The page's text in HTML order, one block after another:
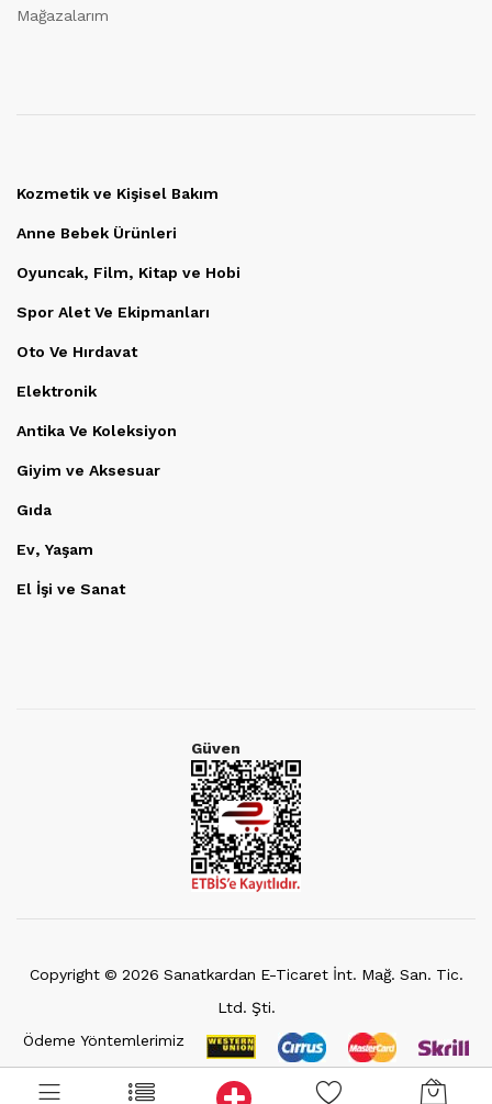
Mağazalarım
Kozmetik ve Kişisel Bakım
Anne Bebek Ürünleri
Oyuncak, Film, Kitap ve Hobi
Spor Alet Ve Ekipmanları
Oto Ve Hırdavat
Elektronik
Antika Ve Koleksiyon
Giyim ve Aksesuar
Gıda
Ev, Yaşam
El İşi ve Sanat
Güven
Copyright © 2026 Sanatkardan E-Ticaret İnt. Mağ. San. Tic.
Ltd. Şti.
Ödeme Yöntemlerimiz